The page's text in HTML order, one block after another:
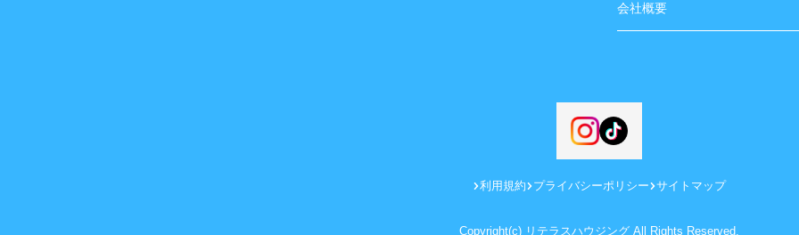
会社概要
利用規約 プライバシーポリシー サイトマップ
Copyright(c) リテラスハウジング All Rights Reserved.